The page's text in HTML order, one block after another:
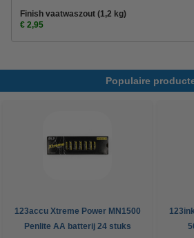
Finish vaatwaszout (1,2 kg)
€ 2,95
Populaire
123accu Xtreme Power MN1500
Penlite AA batterij 24 stuks